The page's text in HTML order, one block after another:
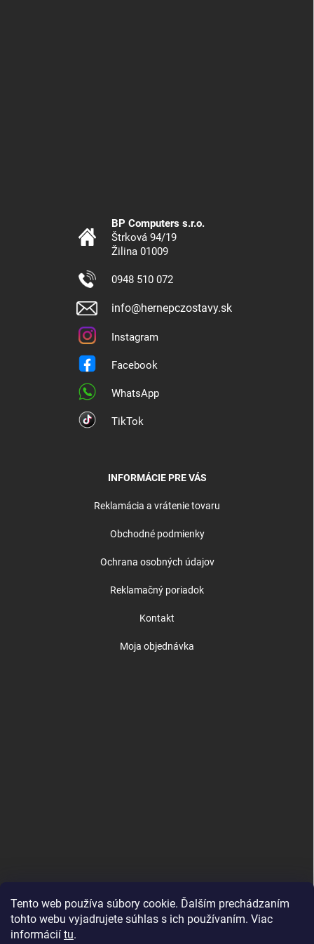
Tento web používa súbory cookie. Ďalším prechádzaním
tohto webu vyjadrujete súhlas s ich používaním. Viac
informácií tu.
BP Computers s.r.o.
Štrková 94/19
Žilina 01009
0948 510 072
info@hernepczostavy.sk
Instagram
Facebook
WhatsApp
TikTok
INFORMÁCIE PRE VÁS
Reklamácia a vrátenie tovaru
Obchodné podmienky
Ochrana osobných údajov
Reklamačný poriadok
Kontakt
Moja objednávka